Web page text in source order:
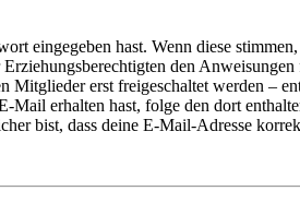
eingegeben hast. Wenn diese
den
erst freigeschaltet werden –
erhalten hast, folge den dort
bist, dass deine E-Mail-Adresse